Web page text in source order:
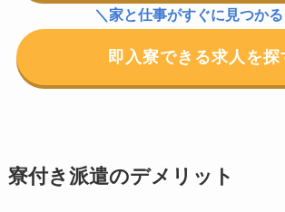
＼家と仕事がすぐに見つかる
即入寮できる求人を探
寮付き派遣のデメリット